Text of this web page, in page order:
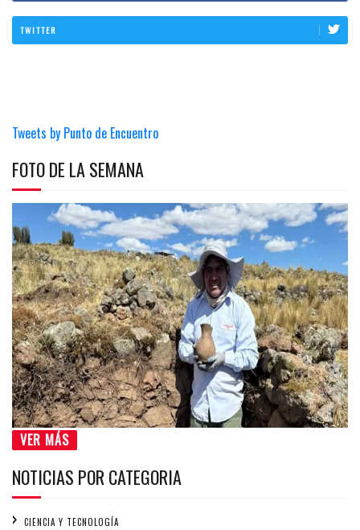
TWITTER
Tweets by Punto de Encuentro
FOTO DE LA SEMANA
VER MÁS
NOTICIAS POR CATEGORIA
CIENCIA Y TECNOLOGÍA